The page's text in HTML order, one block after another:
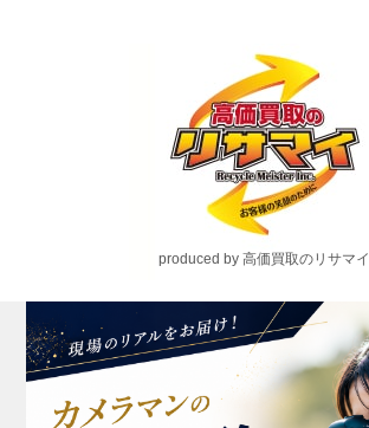
produced by 高価買取のリサマイ